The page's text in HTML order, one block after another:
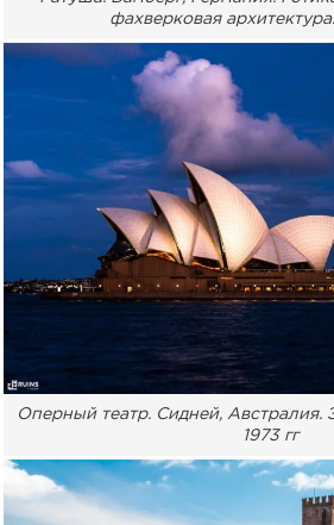
фахверковая
Оперный театр. Сидней, Австралия.
1973 гг